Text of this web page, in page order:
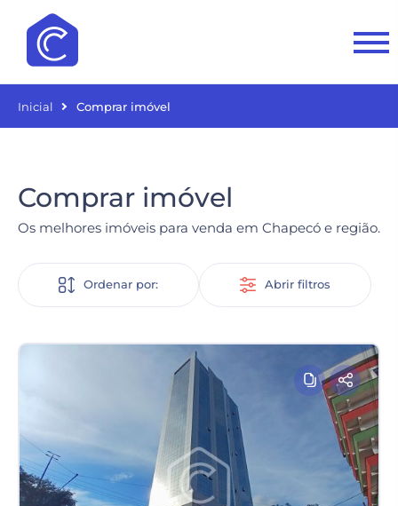
Inicial Comprar imóvel
Comprar imóvel
Os melhores imóveis para venda em Chapecó e região.
Ordenar por: Abrir filtros